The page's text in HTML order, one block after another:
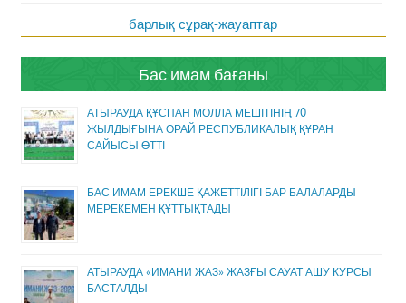
барлық сұрақ-жауаптар
Бас имам бағаны
АТЫРАУДА ҚҰСПАН МОЛЛА МЕШІТІНІҢ 70
ЖЫЛДЫҒЫНА ОРАЙ РЕСПУБЛИКАЛЫҚ ҚҰРАН
САЙЫСЫ ӨТТІ
БАС ИМАМ ЕРЕКШЕ ҚАЖЕТТІЛІГІ БАР БАЛАЛАРДЫ
МЕРЕКЕМЕН ҚҰТТЫҚТАДЫ
АТЫРАУДА «ИМАНИ ЖАЗ» ЖАЗҒЫ САУАТ АШУ КУРСЫ
БАСТАЛДЫ